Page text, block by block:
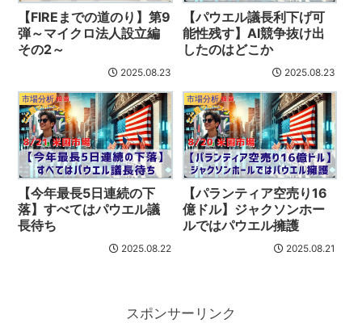
【FIREまでの道のり】第9
弾～マイクロ法人設立編
その2～
2025.08.23
【パウエル議長利下げ可
能性残す】AI競争抜け出
したのはどこか
2025.08.23
市場分析
【今年最長5日連続の下
落】すべてはパウエル議
長待ち
2025.08.22
市場分析
【パランティア空売り16
億ドル】ジャクソンホー
ルではパウエル擁護
2025.08.21
スポンサーリンク